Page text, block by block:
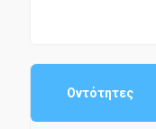
Οντότητες